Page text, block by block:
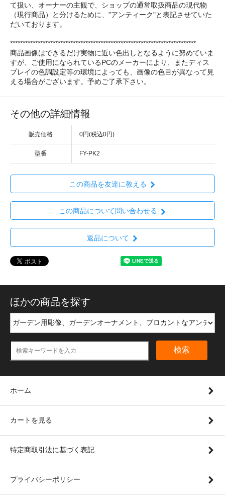
て扱い、オーナーの主観で、ショップの通常取扱商品の現代物
（現行商品）と分けるために、"アンティーク"と表記させていた
だいております。
**************************************************************************
商品画像はできるだけ実物に近い色出しとなるように努めていま
すが、ご使用になられているPCのメーカーにより、またディス
プレイの色調設定等の環境によっても、画像の色目が異なって見
える場合がございます。予めご了承下さい。
その他の詳細情報
販売価格 0円(税込0円)
型番 FY-PK2
この商品を友達に教える
この商品について問い合わせる
返品について
ほかの商品を探す
検索
ホーム
カートを見る
特定商取引法に基づく表記
プライバシーポリシー